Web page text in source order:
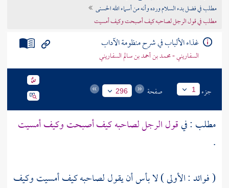
مطلب في فضل بدء السلام ورده وأنه من أسماء الله الحسنى
مطلب في قول الرجل لصاحبه كيف أصبحت وكيف أمسيت
غذاء الألباب في شرح منظومة الآداب
السفاريني - محمد بن أحمد بن سالم السفاريني
جزء 1 صفحة 296
مطلب : فيقول الرجل لصاحبه كيف أصبحت وكيف أمسيت
.
( فوائد : الأولى ) لا بأس أن يقول لصاحبه كيف أمسيت وكيف